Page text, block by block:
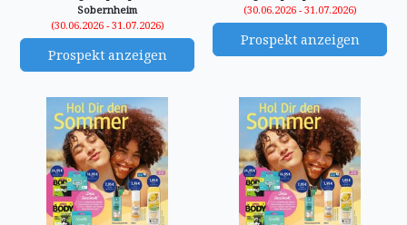
Sobernheim
(30.06.2026 - 31.07.2026)
Prospekt anzeigen
(30.06.2026 - 31.07.2026)
Prospekt anzeigen